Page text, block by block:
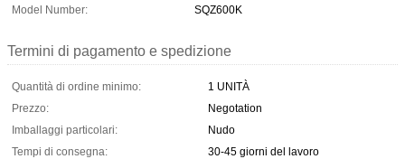
Model Number:
SQZ600K
Termini di pagamento e spedizione
Quantità di ordine minimo:
1 UNITÀ
Prezzo:
Negotation
Imballaggi particolari:
Nudo
Tempi di consegna:
30-45 giorni del lavoro